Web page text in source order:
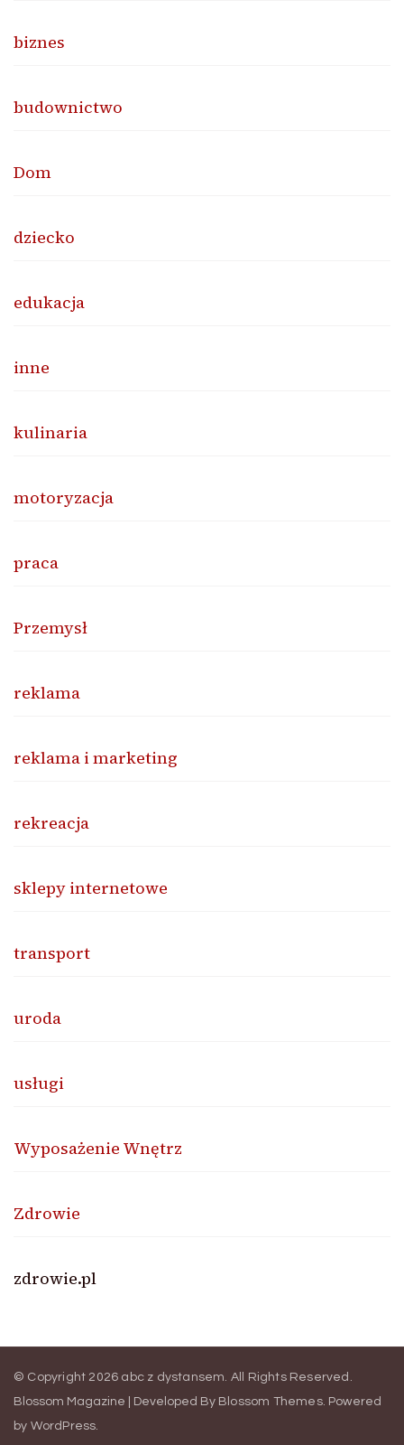
biznes
budownictwo
Dom
dziecko
edukacja
inne
kulinaria
motoryzacja
praca
Przemysł
reklama
reklama i marketing
rekreacja
sklepy internetowe
transport
uroda
usługi
Wyposażenie Wnętrz
Zdrowie
zdrowie.pl
© Copyright 2026 abc z dystansem . All Rights Reserved.
Blossom Magazine | Developed By Blossom Themes. Powered
by WordPress